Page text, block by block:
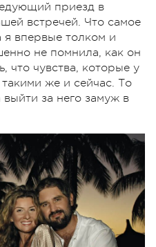
приезд в
встречей. Что самое
я впервые толком и
не помнила, как он
что чувства, которые у
же и сейчас. То
выйти за него замуж в